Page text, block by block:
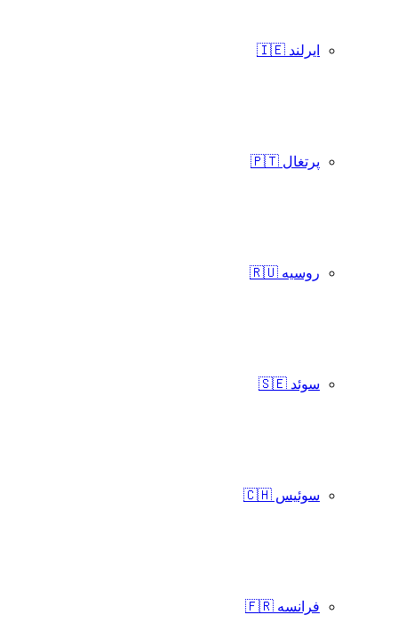
ایرلند 🇮🇪
پرتغال 🇵🇹
روسیه 🇷🇺
سوئد 🇸🇪
سوئیس 🇨🇭
فرانسه 🇫🇷